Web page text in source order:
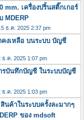
mm. เครื่องปริ้นสติ๊กเกอร์
MDERP
ธ.ค. 2025 2:37 pm
งเหลือ บนระบบ บัญชี
ธ.ค. 2025 1:07 pm
รบันทึกบัญชี ในระบบบัญชี
ธ.ค. 2025 1:03 pm
นค้าในระบบครั้งละมากๆ
ของ mdsoft